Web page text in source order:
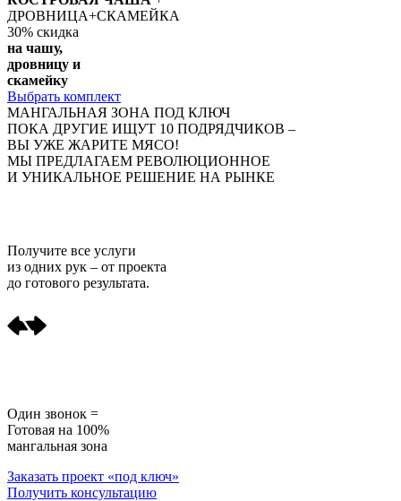
ДРОВНИЦА+СКАМЕЙКА
30% скидка
на чашу,
дровницу и
скамейку
Выбрать комплект
МАНГАЛЬНАЯ ЗОНА ПОД КЛЮЧ
ПОКА ДРУГИЕ ИЩУТ 10 ПОДРЯДЧИКОВ –
ВЫ УЖЕ ЖАРИТЕ МЯСО!
МЫ ПРЕДЛАГАЕМ РЕВОЛЮЦИОННОЕ
И УНИКАЛЬНОЕ РЕШЕНИЕ НА РЫНКЕ
Получите все услуги
из одних рук – от проекта
до готового результата.
Один звонок =
Готовая на 100%
мангальная зона
Заказать проект «под ключ»
Получить консультацию